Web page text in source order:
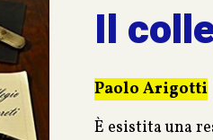
Il
Paolo Arigotti
È esistita una